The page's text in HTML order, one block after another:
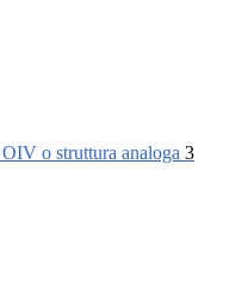
o struttura analoga 3